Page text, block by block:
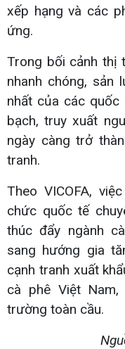
xếp hạng và các
ứng.
Trong bối cảnh thị
nhanh chóng, sản
nhất của các quốc
bạch, truy xuất
ngày càng trở
tranh.
Theo VICOFA,
chức quốc tế
thúc đẩy ngành
sang hướng gia
cạnh tranh xuất
cà phê Việt
trường toàn cầu.